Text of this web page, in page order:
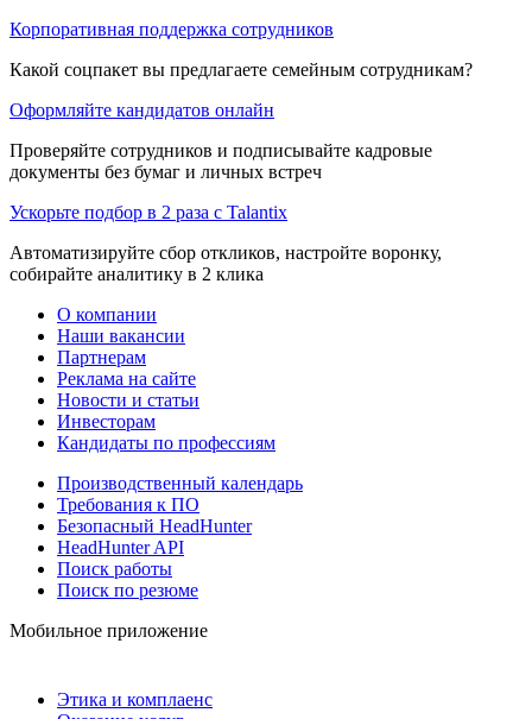
Корпоративная поддержка сотрудников
Какой соцпакет вы предлагаете семейным сотрудникам?
Оформляйте кандидатов онлайн
Проверяйте сотрудников и подписывайте кадровые
документы без бумаг и личных встреч
Ускорьте подбор в 2 раза с Talantix
Автоматизируйте сбор откликов, настройте воронку,
собирайте аналитику в 2 клика
О компании
Наши вакансии
Партнерам
Реклама на сайте
Новости и статьи
Инвесторам
Кандидаты по профессиям
Производственный календарь
Требования к ПО
Безопасный HeadHunter
HeadHunter API
Поиск работы
Поиск по резюме
Мобильное приложение
Этика и комплаенс